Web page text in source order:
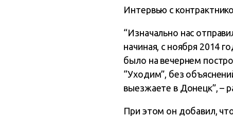
Интервью с
“Изначально нас
начиная, с ноября 2014
было на вечернем
“Уходим”, без
выезжаете в Донецк”, –
При этом он добавил, что